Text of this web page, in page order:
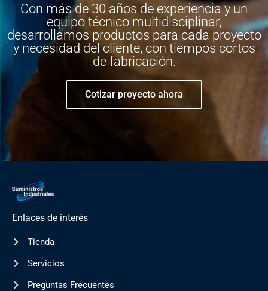
Con más de 30 años de experiencia y un
equipo técnico multidisciplinar,
desarrollamos productos para cada proyecto
y necesidad del cliente, con tiempos cortos
de fabricación.
Cotizar proyecto ahora
Enlaces de interés
Tienda
Servicios
Preguntas Frecuentes